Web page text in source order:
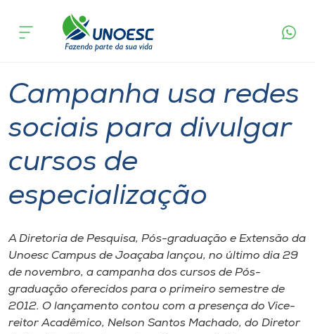
Cursos
Atendimento ao Estudante
Portal de Ensino
A
Internacionalização
acontece
Campanha usa redes
sociais para divulgar
cursos de
especialização
A Diretoria de Pesquisa, Pós-graduação e Extensão da
Unoesc Campus de Joaçaba lançou, no último dia 29
de novembro, a campanha dos cursos de Pós-
graduação oferecidos para o primeiro semestre de
2012. O lançamento contou com a presença do Vice-
reitor Acadêmico, Nelson Santos Machado, do Diretor